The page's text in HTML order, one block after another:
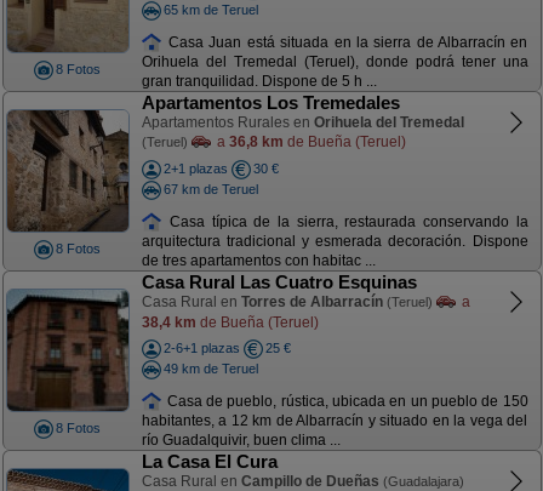
8 Fotos
65 km de Teruel
Casa Juan está situada en la sierra de Albarracín en
Orihuela del Tremedal (Teruel), donde podrá tener una
gran tranquilidad. Dispone de 5 h ...
8 Fotos
Apartamentos Los Tremedales
Apartamentos Rurales en Orihuela del Tremedal
(Teruel) a 36,8 km de Bueña (Teruel)
2+1 plazas
30 €
67 km de Teruel
Casa típica de la sierra, restaurada conservando la
arquitectura tradicional y esmerada decoración. Dispone
de tres apartamentos con habitac ...
8 Fotos
Casa Rural Las Cuatro Esquinas
Casa Rural en Torres de Albarracín (Teruel)
a
38,4 km de Bueña (Teruel)
2-6+1 plazas
25 €
49 km de Teruel
Casa de pueblo, rústica, ubicada en un pueblo de 150
habitantes, a 12 km de Albarracín y situado en la vega del
río Guadalquivir, buen clima ...
La Casa El Cura
Casa Rural en Campillo de Dueñas (Guadalajara)